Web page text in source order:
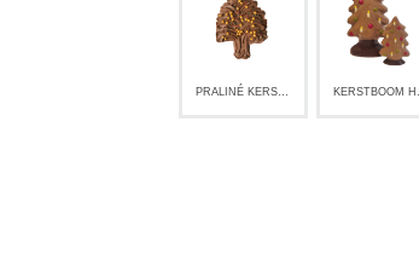
PRALINÉ KERSTBOOM